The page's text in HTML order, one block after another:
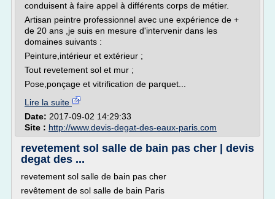
conduisent à faire appel à différents corps de métier.
Artisan peintre professionnel avec une expérience de +
de 20 ans ,je suis en mesure d'intervenir dans les
domaines suivants :
Peinture,intérieur et extérieur ;
Tout revetement sol et mur ;
Pose,ponçage et vitrification de parquet...
Lire la suite
Date: 2017-09-02 14:29:33
Site : http://www.devis-degat-des-eaux-paris.com
revetement sol salle de bain pas cher | devis
degat des ...
revetement sol salle de bain pas cher
revêtement de sol salle de bain Paris